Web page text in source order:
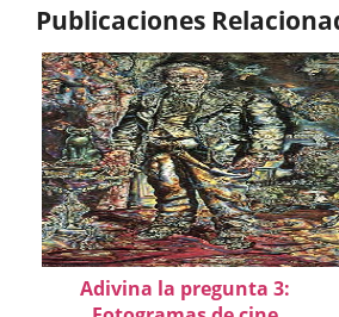
Publicaciones
Adivina la pregunta 3: